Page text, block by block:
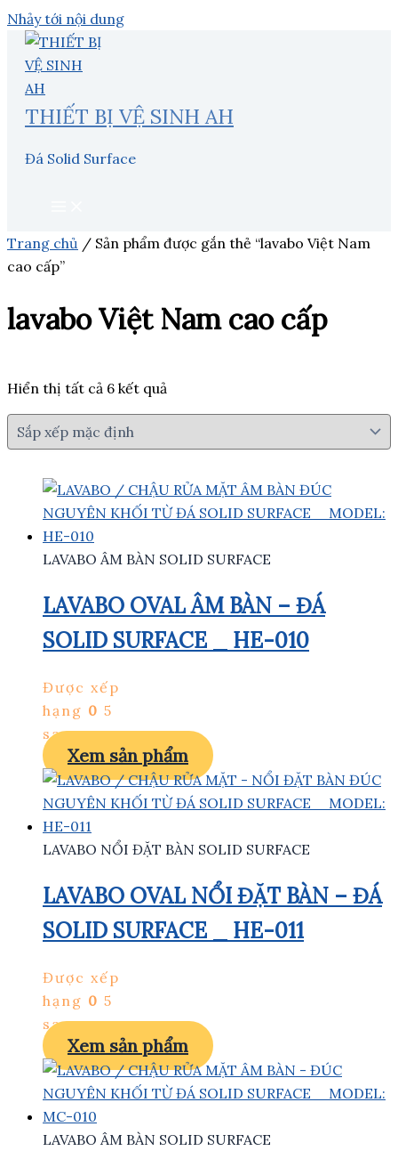
Nhảy tới nội dung
THIẾT BỊ VỆ SINH AH
Đá Solid Surface
Trang chủ / Sản phẩm được gắn thẻ “lavabo Việt Nam
cao cấp”
lavabo Việt Nam cao cấp
Hiển thị tất cả 6 kết quả
LAVABO ÂM BÀN SOLID SURFACE
LAVABO OVAL ÂM BÀN – ĐÁ
SOLID SURFACE _ HE-010
Được xếp
hạng 0 5
sao
Xem sản phẩm
LAVABO NỔI ĐẶT BÀN SOLID SURFACE
LAVABO OVAL NỔI ĐẶT BÀN – ĐÁ
SOLID SURFACE _ HE-011
Được xếp
hạng 0 5
sao
Xem sản phẩm
LAVABO ÂM BÀN SOLID SURFACE